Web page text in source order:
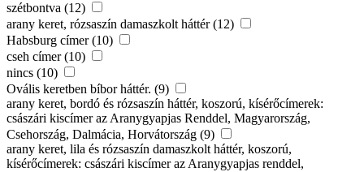
szétbontva (12)
arany keret, rózsaszín damaszkolt háttér (12)
Habsburg címer (10)
cseh címer (10)
nincs (10)
Ovális keretben bíbor háttér. (9)
arany keret, bordó és rózsaszín háttér, koszorú, kísérőcímerek:
császári kiscímer az Aranygyapjas Renddel, Magyarország,
Csehország, Dalmácia, Horvátország (9)
arany keret, lila és rózsaszín damaszkolt háttér, koszorú,
kísérőcímerek: császári kiscímer az Aranygyapjas renddel,